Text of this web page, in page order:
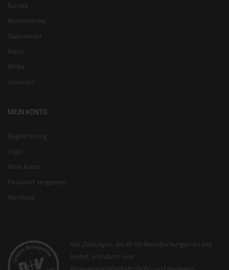
Europa
Nordamerika
Südamerika
Asien
Afrika
Ozeanien
MEIN KONTO
Registrierung
Login
Mein Konto
Passwort vergessen
Merkliste
Alle Zahlungen, die Ihr für Reisebuchungen an uns
leistet, sind durch eine